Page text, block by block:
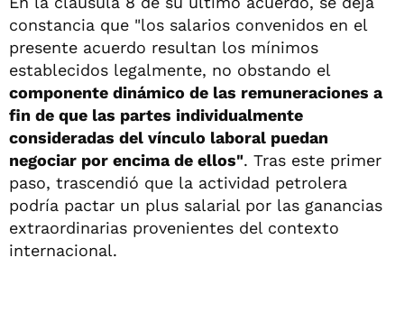
constancia que "los salarios convenidos en el
presente acuerdo resultan los mínimos
establecidos legalmente, no obstando el
componente dinámico de las remuneraciones a
fin de que las partes individualmente
consideradas del vínculo laboral puedan
negociar por encima de ellos". Tras este primer
paso, trascendió que la actividad petrolera
podría pactar un plus salarial por las ganancias
extraordinarias provenientes del contexto
internacional.